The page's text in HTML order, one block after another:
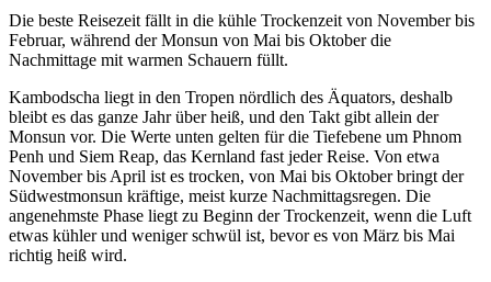
Die beste Reisezeit fällt in die kühle Trockenzeit von November bis
Februar, während der Monsun von Mai bis Oktober die
Nachmittage mit warmen Schauern füllt.
Kambodscha liegt in den Tropen nördlich des Äquators, deshalb
bleibt es das ganze Jahr über heiß, und den Takt gibt allein der
Monsun vor. Die Werte unten gelten für die Tiefebene um Phnom
Penh und Siem Reap, das Kernland fast jeder Reise. Von etwa
November bis April ist es trocken, von Mai bis Oktober bringt der
Südwestmonsun kräftige, meist kurze Nachmittagsregen. Die
angenehmste Phase liegt zu Beginn der Trockenzeit, wenn die Luft
etwas kühler und weniger schwül ist, bevor es von März bis Mai
richtig heiß wird.